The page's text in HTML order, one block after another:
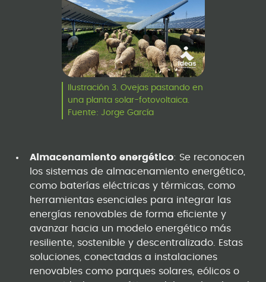
Ilustración 3. Ovejas pastando en
una planta solar-fotovoltaica.
Fuente: Jorge García
Almacenamiento energético: Se reconocen
los sistemas de almacenamiento energético,
como baterías eléctricas y térmicas, como
herramientas esenciales para integrar las
energías renovables de forma eficiente y
avanzar hacia un modelo energético más
resiliente, sostenible y descentralizado. Estas
soluciones, conectadas a instalaciones
renovables como parques solares, eólicos o